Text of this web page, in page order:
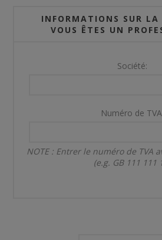
INFORMATIONS SUR LA
VOUS ÊTES UN
Société:
Numéro de
NOTE : Entrer le numéro de TVA
(e.g. GB 111 111